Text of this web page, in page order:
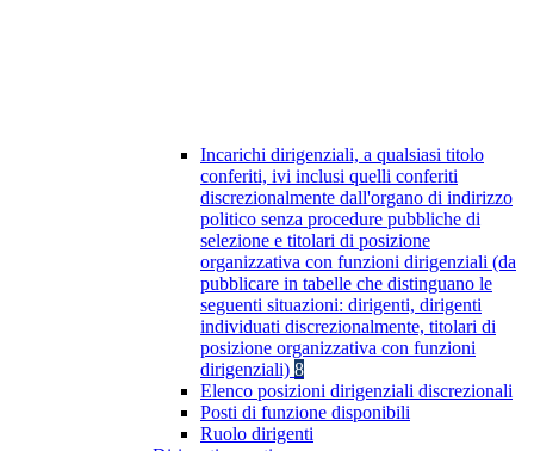
Incarichi dirigenziali, a qualsiasi titolo
conferiti, ivi inclusi quelli conferiti
discrezionalmente dall'organo di indirizzo
politico senza procedure pubbliche di
selezione e titolari di posizione
organizzativa con funzioni dirigenziali (da
pubblicare in tabelle che distinguano le
seguenti situazioni: dirigenti, dirigenti
individuati discrezionalmente, titolari di
posizione organizzativa con funzioni
dirigenziali) 8
Elenco posizioni dirigenziali discrezionali
Posti di funzione disponibili
Ruolo dirigenti